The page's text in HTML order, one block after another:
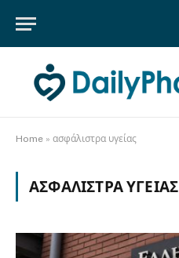
Home » ασφάλιστρα υγείας
ΑΣΦΆΛΙΣΤΡΑ ΥΓΕΊΑΣ